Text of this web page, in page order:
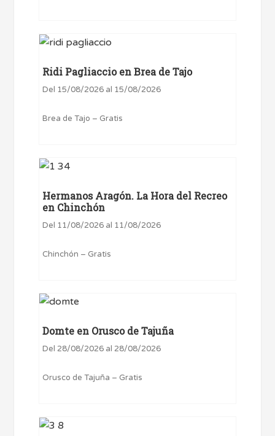
Ridi Pagliaccio en Brea de Tajo
Del 15/08/2026 al 15/08/2026
Brea de Tajo – Gratis
Hermanos Aragón. La Hora del Recreo
en Chinchón
Del 11/08/2026 al 11/08/2026
Chinchón – Gratis
Domte en Orusco de Tajuña
Del 28/08/2026 al 28/08/2026
Orusco de Tajuña – Gratis